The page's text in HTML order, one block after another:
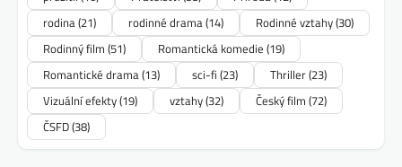
rodina(21) rodinné drama(14) Rodinné vztahy(30)
Rodinný film (51) Romantická komedie (19)
Romantické drama(13) sci-fi (23) Thriller(23)
Vizuální efekty(19) vztahy(32) Český film (72)
ČSFD(38)